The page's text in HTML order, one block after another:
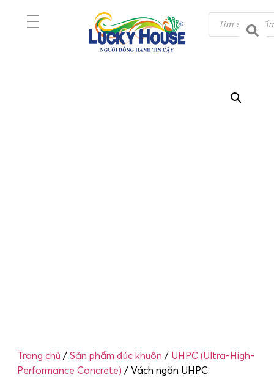
Trang chủ / Sản phẩm đúc khuôn / UHPC (Ultra-High-
Performance Concrete) / Vách ngăn UHPC